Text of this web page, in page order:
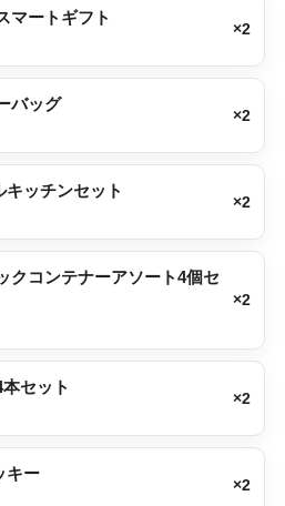
マートギフト
×2
バッグ
×2
キッチンセット
×2
クコンテナーアソート4個セ
×2
セット
×2
キー
×2